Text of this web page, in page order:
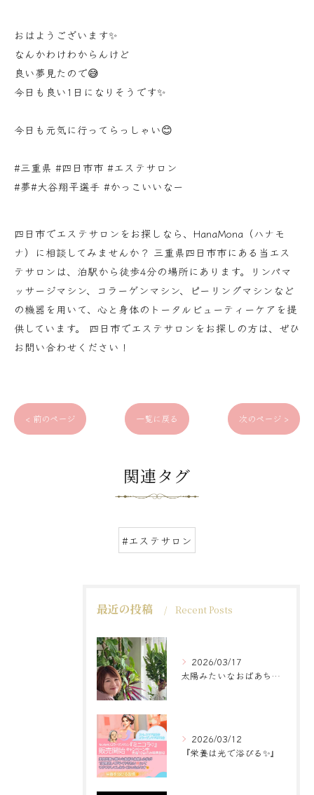
おはようございます✨
なんかわけわからんけど
良い夢見たので😅
今日も良い1日になりそうです✨
今日も元気に行ってらっしゃい😊
#三重県 #四日市市 #エステサロン
#夢#大谷翔平選手 #かっこいいなー
四日市でエステサロンをお探しなら、HanaMona（ハナモ
ナ）に相談してみませんか？ 三重県四日市市にある当エス
テサロンは、泊駅から徒歩4分の場所にあります。リンパマ
ッサージマシン、コラーゲンマシン、ピーリングマシンなど
の機器を用いて、心と身体のトータルビューティーケアを提
供しています。 四日市でエステサロンをお探しの方は、ぜひ
お問い合わせください！
< 前のページ 一覧に戻る 次のページ >
関連タグ
#エステサロン
最近の投稿 Recent Posts
2026/03/17
太陽みたいなおばあちゃんに
2026/03/12
『栄養は光で浴びる✨』